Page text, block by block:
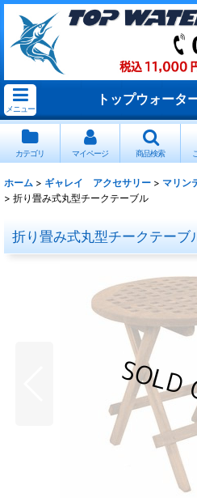
メニュー
トップウォータ
カテゴリ マイページ 商品検索
ホーム > ギャレイ アクセサリー > マリン
> 折り畳み式丸型チークテーブル
折り畳み式丸型チークテーブ